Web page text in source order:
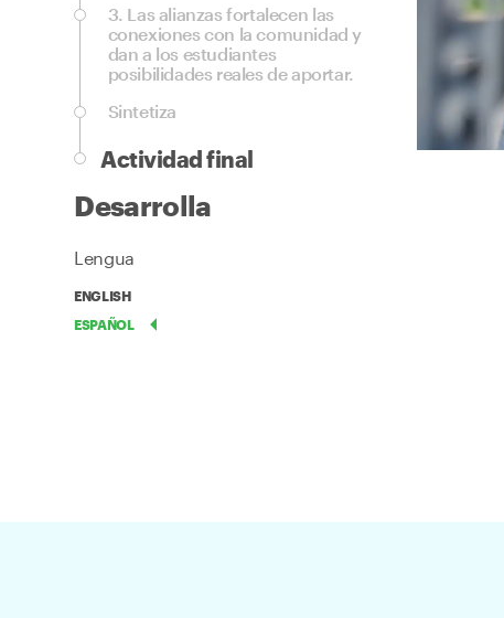
3.
Las alianzas fortalecen las
conexiones con la comunidad y
dan a los estudiantes
posibilidades reales de aportar.
Sintetiza
Actividad final
Desarrolla
Lengua
ENGLISH
ESPAÑOL